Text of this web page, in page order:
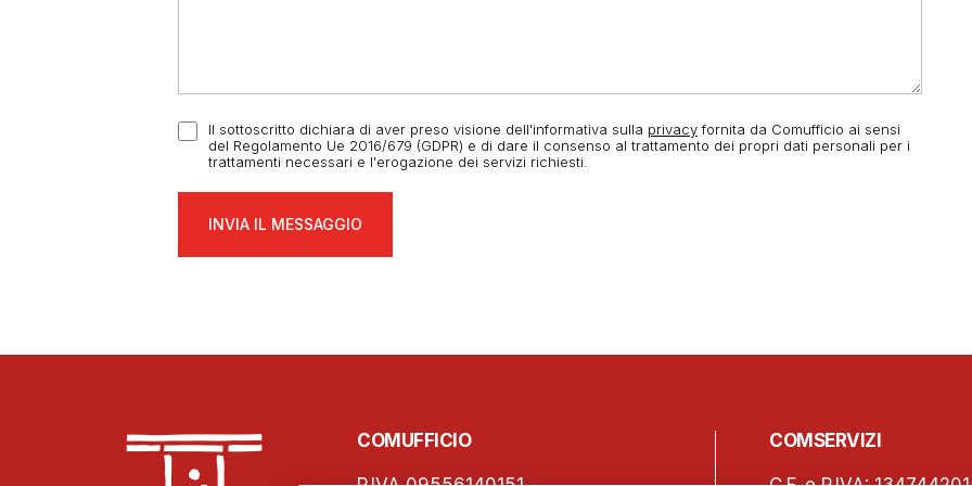
Il sottoscritto dichiara di aver preso visione dell'informativa sulla privacyfornita da Comufficio ai sensi
del Regolamento Ue 2016/679 (GDPR) e di dare il consenso al trattamento dei propri dati personali per i
trattamenti necessari e l'erogazione dei servizi richiesti.
COMUFFICIO COMSERVIZI